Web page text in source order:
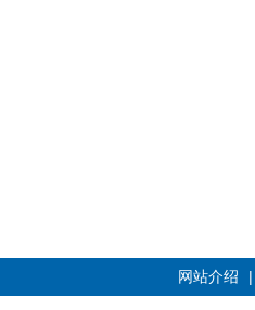
网站介绍